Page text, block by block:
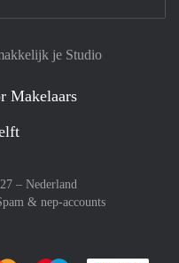
je Studio
Makelaars
– Nederland
& nep-accounts